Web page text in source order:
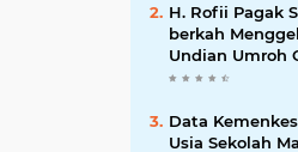
UMKM.
H. Rofii Pagak
berkah
Undian Umroh
Wujud
Data
Usia Sekolah